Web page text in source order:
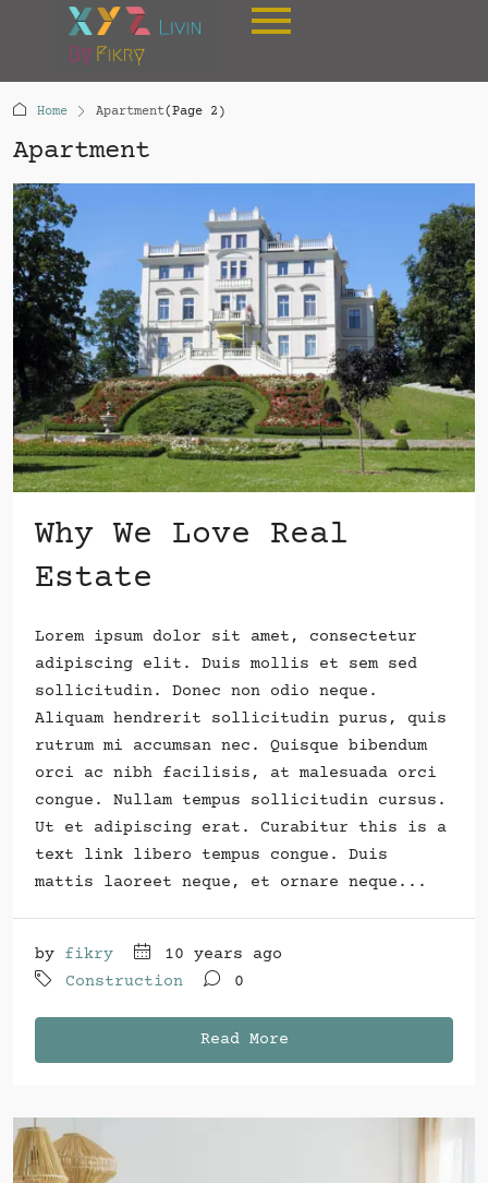
Home Apartment(Page 2)
Apartment
Why We Love Real
Estate
Lorem ipsum dolor sit amet, consectetur
adipiscing elit. Duis mollis et sem sed
sollicitudin. Donec non odio neque.
Aliquam hendrerit sollicitudin purus, quis
rutrum mi accumsan nec. Quisque bibendum
orci ac nibh facilisis, at malesuada orci
congue. Nullam tempus sollicitudin cursus.
Ut et adipiscing erat. Curabitur this is a
text link libero tempus congue. Duis
mattis laoreet neque, et ornare neque...
by fikry
10 years ago
Construction
0
Read More